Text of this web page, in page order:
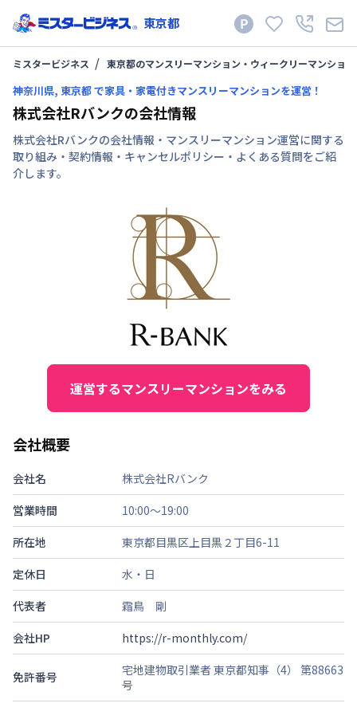
東京都
ミスタービジネス 東京都のマンスリーマンション・ウィークリーマンション
神奈川県, 東京都 で家具・家電付きマンスリーマンションを運営！
株式会社Rバンクの会社情報
株式会社Rバンクの会社情報・マンスリーマンション運営に関する
取り組み・契約情報・キャンセルポリシー・よくある質問をご紹
介します。
運営するマンスリーマンションをみる
会社概要
会社名
株式会社Rバンク
営業時間
10:00～19:00
所在地
東京都目黒区上目黒２丁目6-11
定休日
水・日
代表者
霜鳥 剛
会社HP
https://r-monthly.com/
免許番号
宅地建物取引業者 東京都知事（4） 第88663
号